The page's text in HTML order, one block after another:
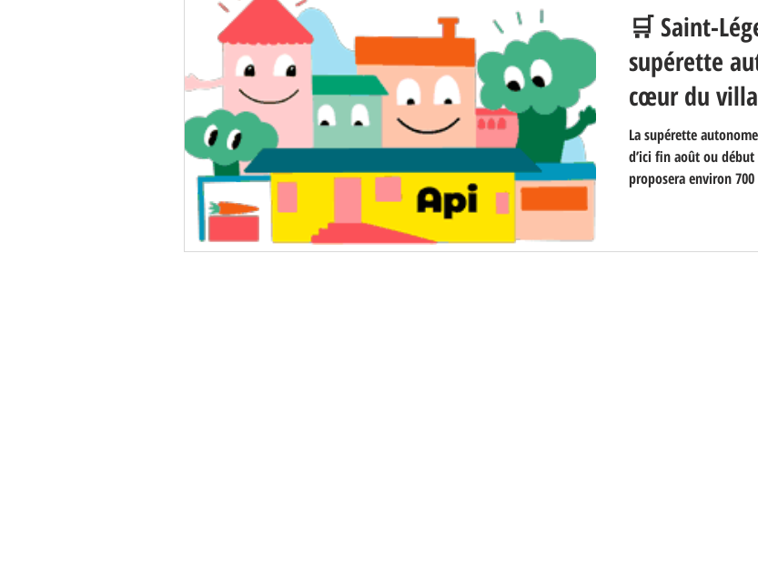
🛒 Saint-
supérette
cœur du
La supérette
d’ici fin août ou
proposera environ